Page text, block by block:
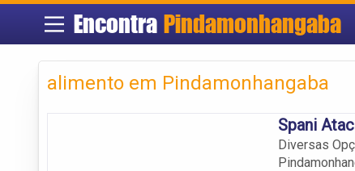
Encontra Pindamonhangaba
alimento em Pindamonhangaba
Spani
Diversas